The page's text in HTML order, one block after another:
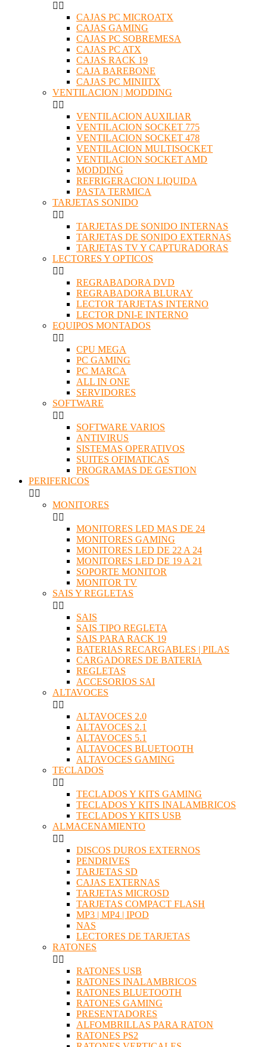
 
CAJAS PC MICROATX
CAJAS GAMING
CAJAS PC SOBREMESA
CAJAS PC ATX
CAJAS RACK 19
CAJA BAREBONE
CAJAS PC MINIITX
VENTILACION | MODDING
 
VENTILACION AUXILIAR
VENTILACION SOCKET 775
VENTILACION SOCKET 478
VENTILACION MULTISOCKET
VENTILACION SOCKET AMD
MODDING
REFRIGERACION LIQUIDA
PASTA TERMICA
TARJETAS SONIDO
 
TARJETAS DE SONIDO INTERNAS
TARJETAS DE SONIDO EXTERNAS
TARJETAS TV Y CAPTURADORAS
LECTORES Y OPTICOS
 
REGRABADORA DVD
REGRABADORA BLURAY
LECTOR TARJETAS INTERNO
LECTOR DNI-E INTERNO
EQUIPOS MONTADOS
 
CPU MEGA
PC GAMING
PC MARCA
ALL IN ONE
SERVIDORES
SOFTWARE
 
SOFTWARE VARIOS
ANTIVIRUS
SISTEMAS OPERATIVOS
SUITES OFIMATICAS
PROGRAMAS DE GESTION
PERIFERICOS
 
MONITORES
 
MONITORES LED MAS DE 24
MONITORES GAMING
MONITORES LED DE 22 A 24
MONITORES LED DE 19 A 21
SOPORTE MONITOR
MONITOR TV
SAIS Y REGLETAS
 
SAIS
SAIS TIPO REGLETA
SAIS PARA RACK 19
BATERIAS RECARGABLES | PILAS
CARGADORES DE BATERIA
REGLETAS
ACCESORIOS SAI
ALTAVOCES
 
ALTAVOCES 2.0
ALTAVOCES 2.1
ALTAVOCES 5.1
ALTAVOCES BLUETOOTH
ALTAVOCES GAMING
TECLADOS
 
TECLADOS Y KITS GAMING
TECLADOS Y KITS INALAMBRICOS
TECLADOS Y KITS USB
ALMACENAMIENTO
 
DISCOS DUROS EXTERNOS
PENDRIVES
TARJETAS SD
CAJAS EXTERNAS
TARJETAS MICROSD
TARJETAS COMPACT FLASH
MP3 | MP4 | IPOD
NAS
LECTORES DE TARJETAS
RATONES
 
RATONES USB
RATONES INALAMBRICOS
RATONES BLUETOOTH
RATONES GAMING
PRESENTADORES
ALFOMBRILLAS PARA RATON
RATONES PS2